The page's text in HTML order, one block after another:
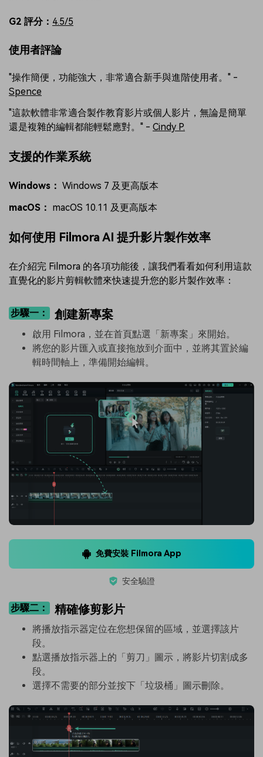
G2 評分： 4.5/5
使用者評論
"操作簡便，功能強大，非常適合新手與進階使用者。" -
Spence
"這款軟體非常適合製作教育影片或個人影片，無論是簡單
還是複雜的編輯都能輕鬆應對。" - Cindy P.
支援的作業系統
Windows： Windows 7 及更高版本
macOS： macOS 10.11 及更高版本
如何使用 Filmora AI 提升影片製作效率
在介紹完 Filmora 的各項功能後，讓我們看看如何利用這款
直覺化的影片剪輯軟體來快速提升您的影片製作效率：
步驟一： 創建新專案
啟用 Filmora，並在首頁點選「新專案」來開始。
將您的影片匯入或直接拖放到介面中，並將其置於編
輯時間軸上，準備開始編輯。
免費安裝 Filmora App
安全驗證
步驟二： 精確修剪影片
將播放指示器定位在您想保留的區域，並選擇該片
段。
點選播放指示器上的「剪刀」圖示，將影片切割成多
段。
選擇不需要的部分並按下「垃圾桶」圖示刪除。